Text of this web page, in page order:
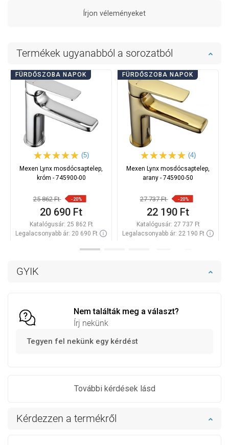
GYIK
Nem találták meg a választ?
Írj nekünk
Tegyen fel nekünk egy kérdést
További kérdések lásd
Írjon véleményeket
Kérdezzen a termékről
Termékek ugyanabból a sorozatból
FÜRDŐSZOBA NAPOK
(5)
Mexen Lynx mosdócsaptelep,
króm - 745900-00
25 862 Ft -20%
20 690 Ft
Katalógusár: 25 862 Ft
Legalacsonyabb ár: 20 690 Ft
FÜRDŐSZOBA NAPOK
(4)
Mexen Lynx mosdócsaptelep,
arany - 745900-50
27 737 Ft -20%
22 190 Ft
Katalógusár: 27 737 Ft
Legalacsonyabb ár: 22 190 Ft